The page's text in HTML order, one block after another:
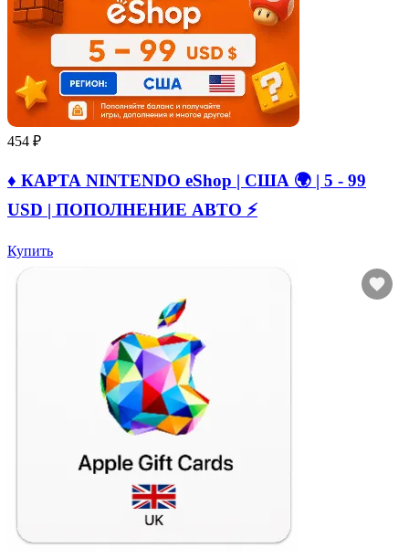
454 ₽
♦️ КАРТА NINTENDO eShop | США 🌍 | 5 - 99
USD | ПОПОЛНЕНИЕ АВТО ⚡
Купить